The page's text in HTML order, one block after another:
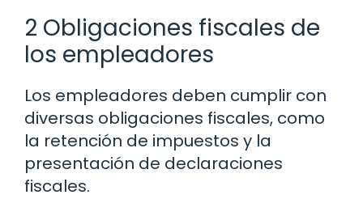
2 Obligaciones fiscales de
los empleadores
Los empleadores deben cumplir con
diversas obligaciones fiscales, como
la retención de impuestos y la
presentación de declaraciones
fiscales.